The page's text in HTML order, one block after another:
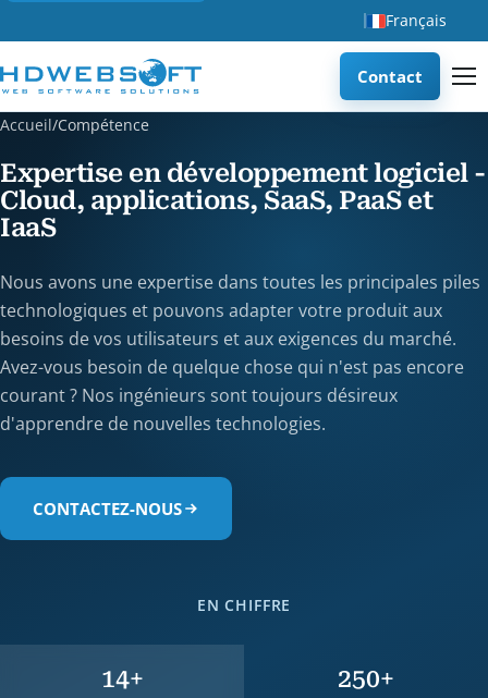
Français
Contact
Accueil/Compétence
Expertise en développement logiciel -
Cloud, applications, SaaS, PaaS et
IaaS
Nous avons une expertise dans toutes les principales piles
technologiques et pouvons adapter votre produit aux
besoins de vos utilisateurs et aux exigences du marché.
Avez-vous besoin de quelque chose qui n'est pas encore
courant ? Nos ingénieurs sont toujours désireux
d'apprendre de nouvelles technologies.
CONTACTEZ-NOUS
EN CHIFFRE
14+ 250+